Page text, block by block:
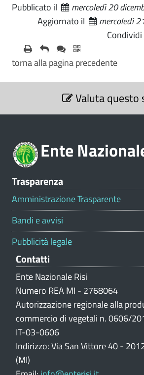
Pubblicato il
mercoledì 20
Aggiornato il
mercoledì
Condividi
torna alla pagina precedente
S
z
Valuta questo
Ente
Trasparenza
Amministrazione Trasparente
Bandi e avvisi
Pubblicità legale
Contatti
Ente Nazionale Risi
Numero REA MI - 2768064
Autorizzazione regionale alla
commercio di vegetali n. 0606/
IT-03-0606
Indirizzo: Via San Vittore 40 -
(MI)